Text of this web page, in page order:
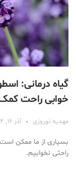
گیاه درمانی:
خوابی راحت
مهدیه نوروزی آذر ۱۶, ۱۴۰۴
بسیاری از ما ممکن
راحتی نخوابیم.